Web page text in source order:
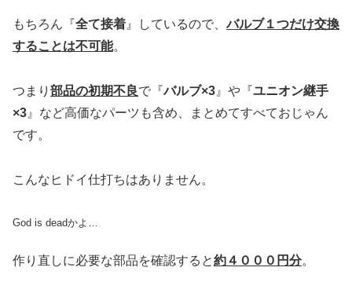
もちろん『 全て接着』しているので、バルブ１つだけ交換
することは不可能。
つまり 部品の初期不良で『バルブ×3 』や『ユニオン継手
×3 』など高価なパーツも含め、まとめてすべておじゃん
です。
こんなヒドイ仕打ちはありません。
God is deadかよ…
作り直しに必要な部品を確認すると約４０００円分。